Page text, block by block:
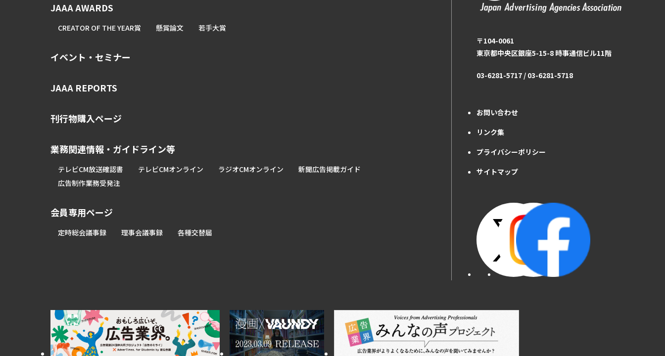
JAAA AWARDS
CREATOR OF THE YEAR賞 懸賞論文 若手大賞
イベント・セミナー
JAAA REPORTS
刊行物購入ページ
業務関連情報・ガイドライン等
テレビCM放送確認書 テレビCMオンライン ラジオCMオンライン
新聞広告掲載ガイド
広告制作業務受発注
会員専用ページ
定時総会議事録 理事会議事録 各種交替届
〒104-0061
東京都中央区銀座5-15-8 時事通信ビル11階
03-6281-5717 / 03-6281-5718
お問い合わせ
リンク集
プライバシーポリシー
サイトマップ